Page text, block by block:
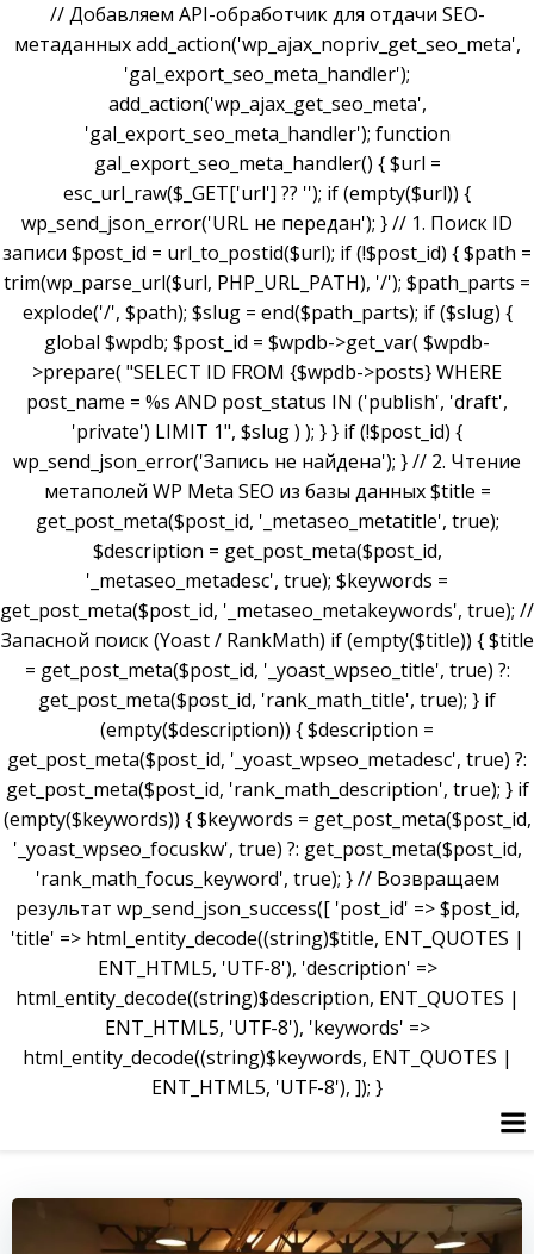
// Добавляем API-обработчик для отдачи SEO-
метаданных add_action('wp_ajax_nopriv_get_seo_meta',
'gal_export_seo_meta_handler');
add_action('wp_ajax_get_seo_meta',
'gal_export_seo_meta_handler'); function
gal_export_seo_meta_handler() { $url =
esc_url_raw($_GET['url'] ?? ''); if (empty($url)) {
wp_send_json_error('URL не передан'); } // 1. Поиск ID
записи $post_id = url_to_postid($url); if (!$post_id) { $path =
trim(wp_parse_url($url, PHP_URL_PATH), '/'); $path_parts =
explode('/', $path); $slug = end($path_parts); if ($slug) {
global $wpdb; $post_id = $wpdb->get_var( $wpdb-
>prepare( "SELECT ID FROM {$wpdb->posts} WHERE
post_name = %s AND post_status IN ('publish', 'draft',
'private') LIMIT 1", $slug ) ); } } if (!$post_id) {
wp_send_json_error('Запись не найдена'); } // 2. Чтение
метаполей WP Meta SEO из базы данных $title =
get_post_meta($post_id, '_metaseo_metatitle', true);
$description = get_post_meta($post_id,
'_metaseo_metadesc', true); $keywords =
get_post_meta($post_id, '_metaseo_metakeywords', true); //
Запасной поиск (Yoast / RankMath) if (empty($title)) { $title
= get_post_meta($post_id, '_yoast_wpseo_title', true) ?:
get_post_meta($post_id, 'rank_math_title', true); } if
(empty($description)) { $description =
get_post_meta($post_id, '_yoast_wpseo_metadesc', true) ?:
get_post_meta($post_id, 'rank_math_description', true); } if
(empty($keywords)) { $keywords = get_post_meta($post_id,
'_yoast_wpseo_focuskw', true) ?: get_post_meta($post_id,
'rank_math_focus_keyword', true); } // Возвращаем
результат wp_send_json_success([ 'post_id' => $post_id,
'title' => html_entity_decode((string)$title, ENT_QUOTES |
ENT_HTML5, 'UTF-8'), 'description' =>
html_entity_decode((string)$description, ENT_QUOTES |
ENT_HTML5, 'UTF-8'), 'keywords' =>
html_entity_decode((string)$keywords, ENT_QUOTES |
ENT_HTML5, 'UTF-8'), ]); }